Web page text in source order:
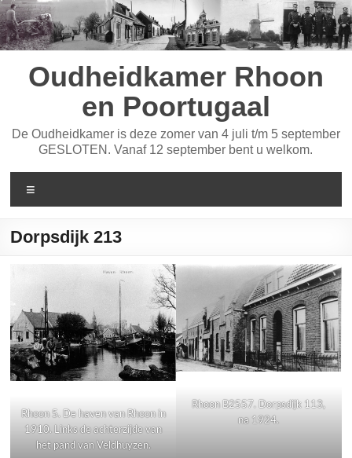
Ga
naar
de
inhoud
Oudheidkamer Rhoon
en Poortugaal
De Oudheidkamer is deze zomer van 4 juli t/m 5 september
GESLOTEN. Vanaf 12 september bent u welkom.
Dorpsdijk 213
Rhoon 5. De haven van Rhoon in
1910. Links de achterzijde van
het pand van Veldhuyzen.
Rhoon B2557. Dorpsdijk 113,
na 1924.